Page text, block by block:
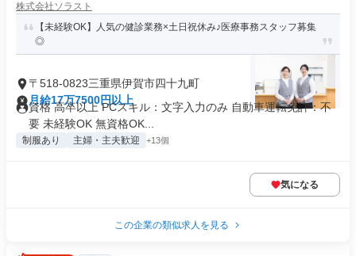
株式会社ソラスト
【未経験OK】人気の健診業務×土日祝休み♪医療事務スタッフ募集
◎
〒518-0823三重県伊賀市四十九町
月給17万7500円以上
資格 高卒以上 PCスキル：文字入力のみ 自動車運転免許：不
要 未経験OK 無資格OK...
制服あり 主婦・主夫歓迎 +13個
気になる
この企業の類似求人を見る